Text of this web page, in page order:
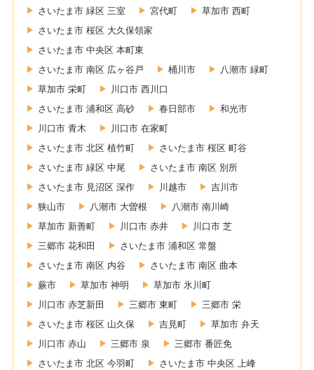
さいたま市 緑区 三室 宮代町
草加市 西町
さいたま市 桜区 大久保領家
さいたま市 中央区 本町東
さいたま市 南区 広ヶ谷戸
桶川市
八潮市 緑町
草加市 栄町
川口市 西川口
さいたま市 浦和区 高砂
春日部市
和光市
川口市 青木
川口市 在家町
さいたま市 北区 植竹町
さいたま市 桜区 町谷
さいたま市 緑区 中尾
さいたま市 南区 別所
さいたま市 見沼区 深作
川越市
吉川市
狭山市
八潮市 大曽根
八潮市 南川崎
草加市 新善町
川口市 赤井
川口市 芝
三郷市 花和田
さいたま市 浦和区 常盤
さいたま市 南区 内谷
さいたま市 南区 曲本
蕨市
草加市 神明
草加市 氷川町
川口市 赤芝新田
三郷市 東町
三郷市 栄
さいたま市 桜区 山久保
吉見町
草加市 弁天
川口市 赤山
三郷市 泉
三郷市 番匠免
さいたま市 北区 今羽町
さいたま市 中央区 上峰